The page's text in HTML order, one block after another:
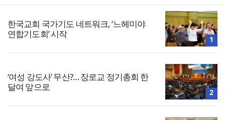
한국교회 국가기도 네트워크, ‘느헤미야
연합기도회’ 시작
1
‘여성 강도사’ 무산?… 장로교 정기총회 한
달여 앞으로
2